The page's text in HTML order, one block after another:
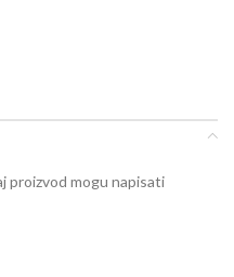
proizvod mogu napisati